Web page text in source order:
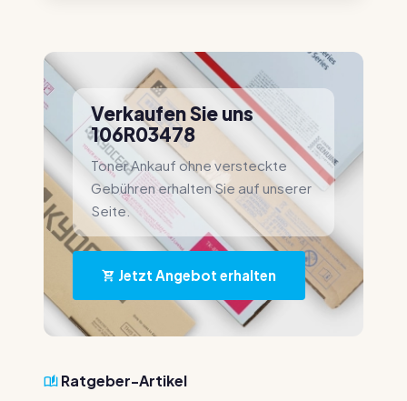
Verkaufen Sie uns
106R03478
Toner Ankauf ohne versteckte
Gebühren erhalten Sie auf unserer
Seite.
Jetzt Angebot erhalten
Ratgeber-Artikel